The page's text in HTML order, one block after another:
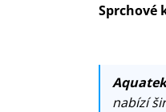
Sprchové
nabízí